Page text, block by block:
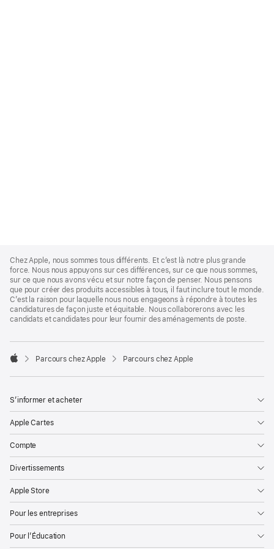
Footer
Chez Apple, nous sommes tous différents. Et c’est là notre plus grande
force. Nous nous appuyons sur ces différences, sur ce que nous sommes,
sur ce que nous avons vécu et sur notre façon de penser. Nous pensons
que pour créer des produits accessibles à tous, il faut inclure tout le monde.
C’est la raison pour laquelle nous nous engageons à répondre à toutes les
candidatures de façon juste et équitable. Nous collaborerons avec les
candidats et candidates pour leur fournir des aménagements de poste.

Parcours chez Apple Parcours chez Apple
S’informer et acheter
Apple Cartes
Compte
Divertissements
Apple Store
Pour les entreprises
Pour l’Éducation